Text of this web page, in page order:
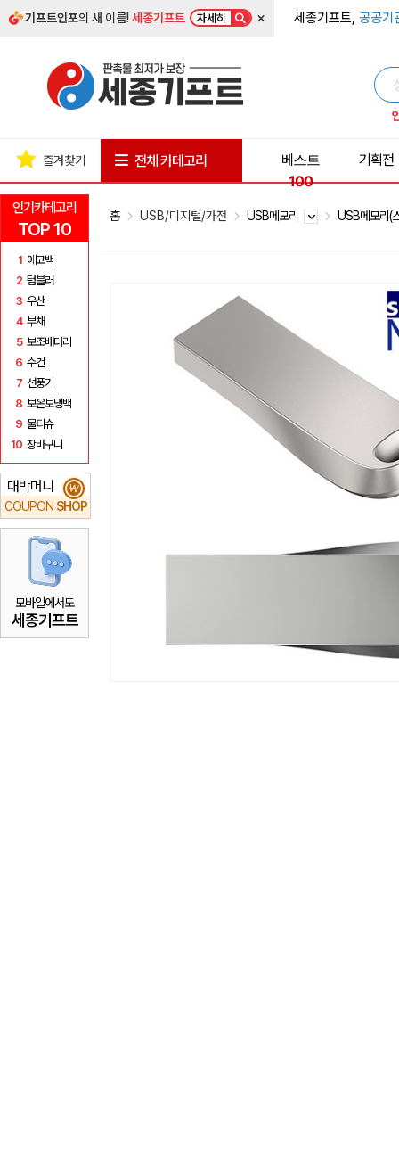
기프트인포의 새 이름!세종기프트 자세히 × 세종기프트, 공공기
인기카테고리
TOP 10
1 에코백
2 텀블러
3 우산
4 부채
5 보조배터리
6 수건
7 선풍기
8 보온보냉백
9 물티슈
10 장바구니
대박머니
COUPON SHOP
₩
모바일에서도
세종기프트
즐겨찾기 전체 카테고리
베스트
100
기획전
홈 USB/디지털/가전 USB메모리 USB메모리(